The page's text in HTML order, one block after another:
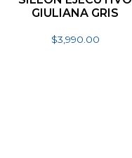
GIULIANA GRIS
$3,990.00